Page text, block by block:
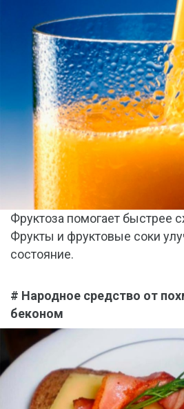
Фруктоза помогает быстрее
Фрукты и фруктовые соки
состояние.
# Народное средство от
беконом